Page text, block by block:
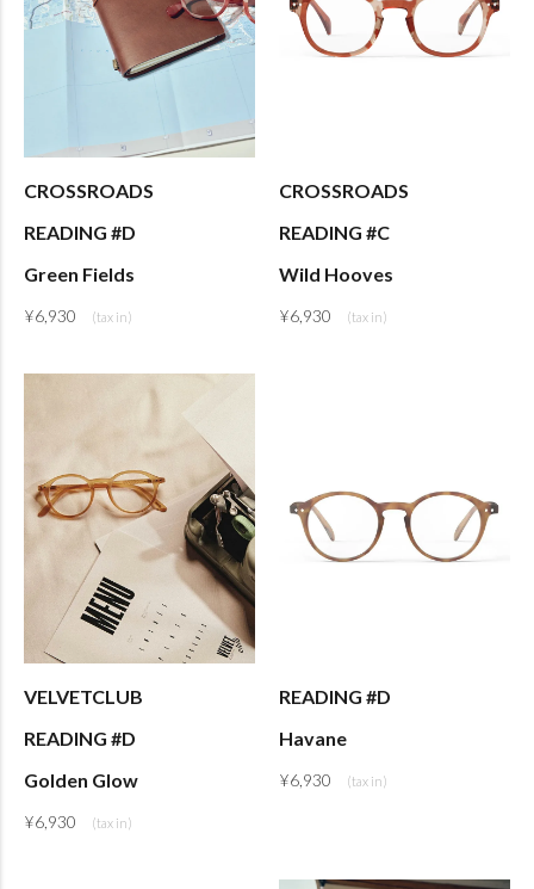
CROSSROADS
READING #D
Green Fields
¥6,930
CROSSROADS
READING #C
Wild Hooves
¥6,930
VELVETCLUB
READING #D
Golden Glow
¥6,930
READING #D
Havane
¥6,930